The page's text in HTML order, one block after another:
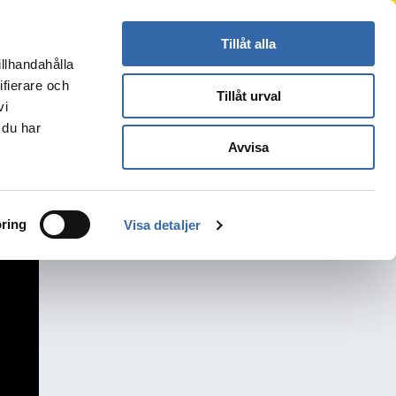
och
har
Visa detaljer
Tillåt alla
Tillåt urval
Avvisa
Kontakt Logga in Translate